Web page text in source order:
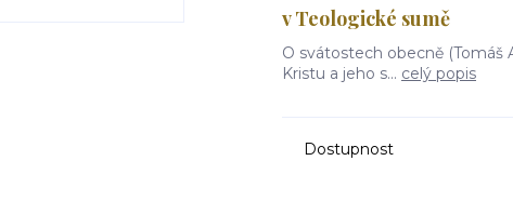
v Teologické sumě
O svátostech obecně (Tomáš
Kristu a jeho s... celý popis
Dostupnost